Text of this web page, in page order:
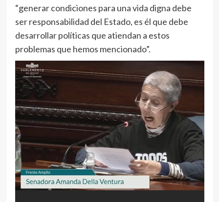
“generar condiciones para una vida digna debe
ser responsabilidad del Estado, es él que debe
desarrollar políticas que atiendan a estos
problemas que hemos mencionado”.